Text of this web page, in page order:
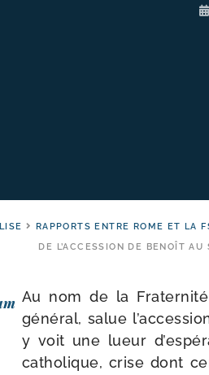
RAPPORTS ENTRE ROME ET LA
DE L’ACCESSION DE BENOÎT
Au nom de la Fraternité
géné­ral, salue
y voit une lueur
catho­lique, crise dont